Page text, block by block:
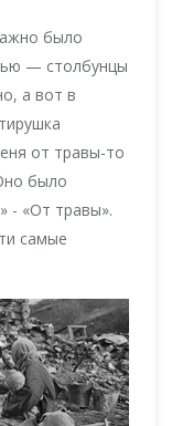
было
— столбунцы
а вот в
от травы-то
было
- «От травы».
самые